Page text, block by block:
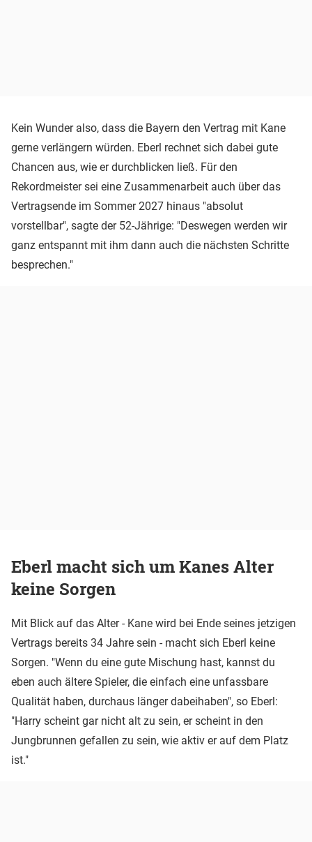
Kein Wunder also, dass die Bayern den Vertrag mit Kane
gerne verlängern würden. Eberl rechnet sich dabei gute
Chancen aus, wie er durchblicken ließ. Für den
Rekordmeister sei eine Zusammenarbeit auch über das
Vertragsende im Sommer 2027 hinaus "absolut
vorstellbar", sagte der 52-Jährige: "Deswegen werden wir
ganz entspannt mit ihm dann auch die nächsten Schritte
besprechen."
Eberl macht sich um Kanes Alter
keine Sorgen
Mit Blick auf das Alter - Kane wird bei Ende seines jetzigen
Vertrags bereits 34 Jahre sein - macht sich Eberl keine
Sorgen. "Wenn du eine gute Mischung hast, kannst du
eben auch ältere Spieler, die einfach eine unfassbare
Qualität haben, durchaus länger dabeihaben", so Eberl:
"Harry scheint gar nicht alt zu sein, er scheint in den
Jungbrunnen gefallen zu sein, wie aktiv er auf dem Platz
ist."